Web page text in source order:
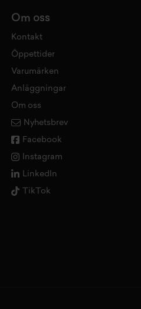
Om oss
Kontakt
Öppettider
Varumärken
Anläggningar
Om oss
Nyhetsbrev
Facebook
Instagram
LinkedIn
TikTok